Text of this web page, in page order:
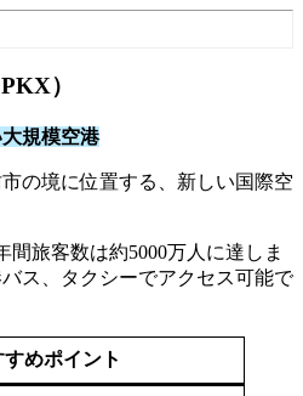
）
規模空港
の境に位置する、新しい国際空
間旅客数は約5000万人に達しま
ス、タクシーでアクセス可能で
めポイント